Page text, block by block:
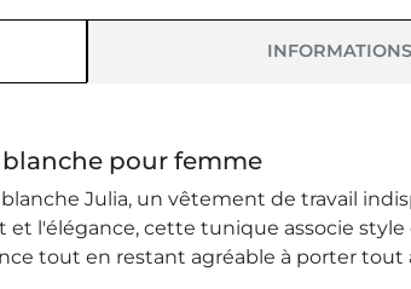
INFORMATIONS
pour femme
Julia, un vêtement de travail
l'élégance, cette tunique associe
tout en restant agréable à porter tout